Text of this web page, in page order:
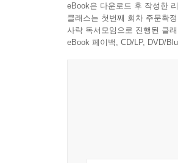
“진짜 부자는 돈을 쓰면서
핵심이에요. 그 감정 에너
집중하는 데서 시작해요.
매일 새벽 네 시에 하루를
에 집중한 뒤 수많은 사례
이처럼 ‘수저론’이 대세
원하는 삶을 향해 편안하
뛰어난 학벌, 남다른 재
eBook은 다운로드 후 작성한
클래스는 첫번째 회차 주문확
사락 독서모임으로 진행된 클
eBook 페이백, CD/LP, DVD/